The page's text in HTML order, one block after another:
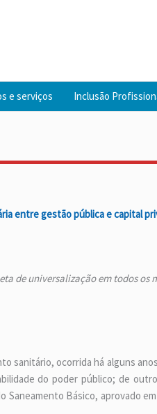
e serviços Inclusão
entre gestão pública e capital
de universalização em todos
sanitário, ocorrida há alguns
do poder público; de
Básico, aprovado